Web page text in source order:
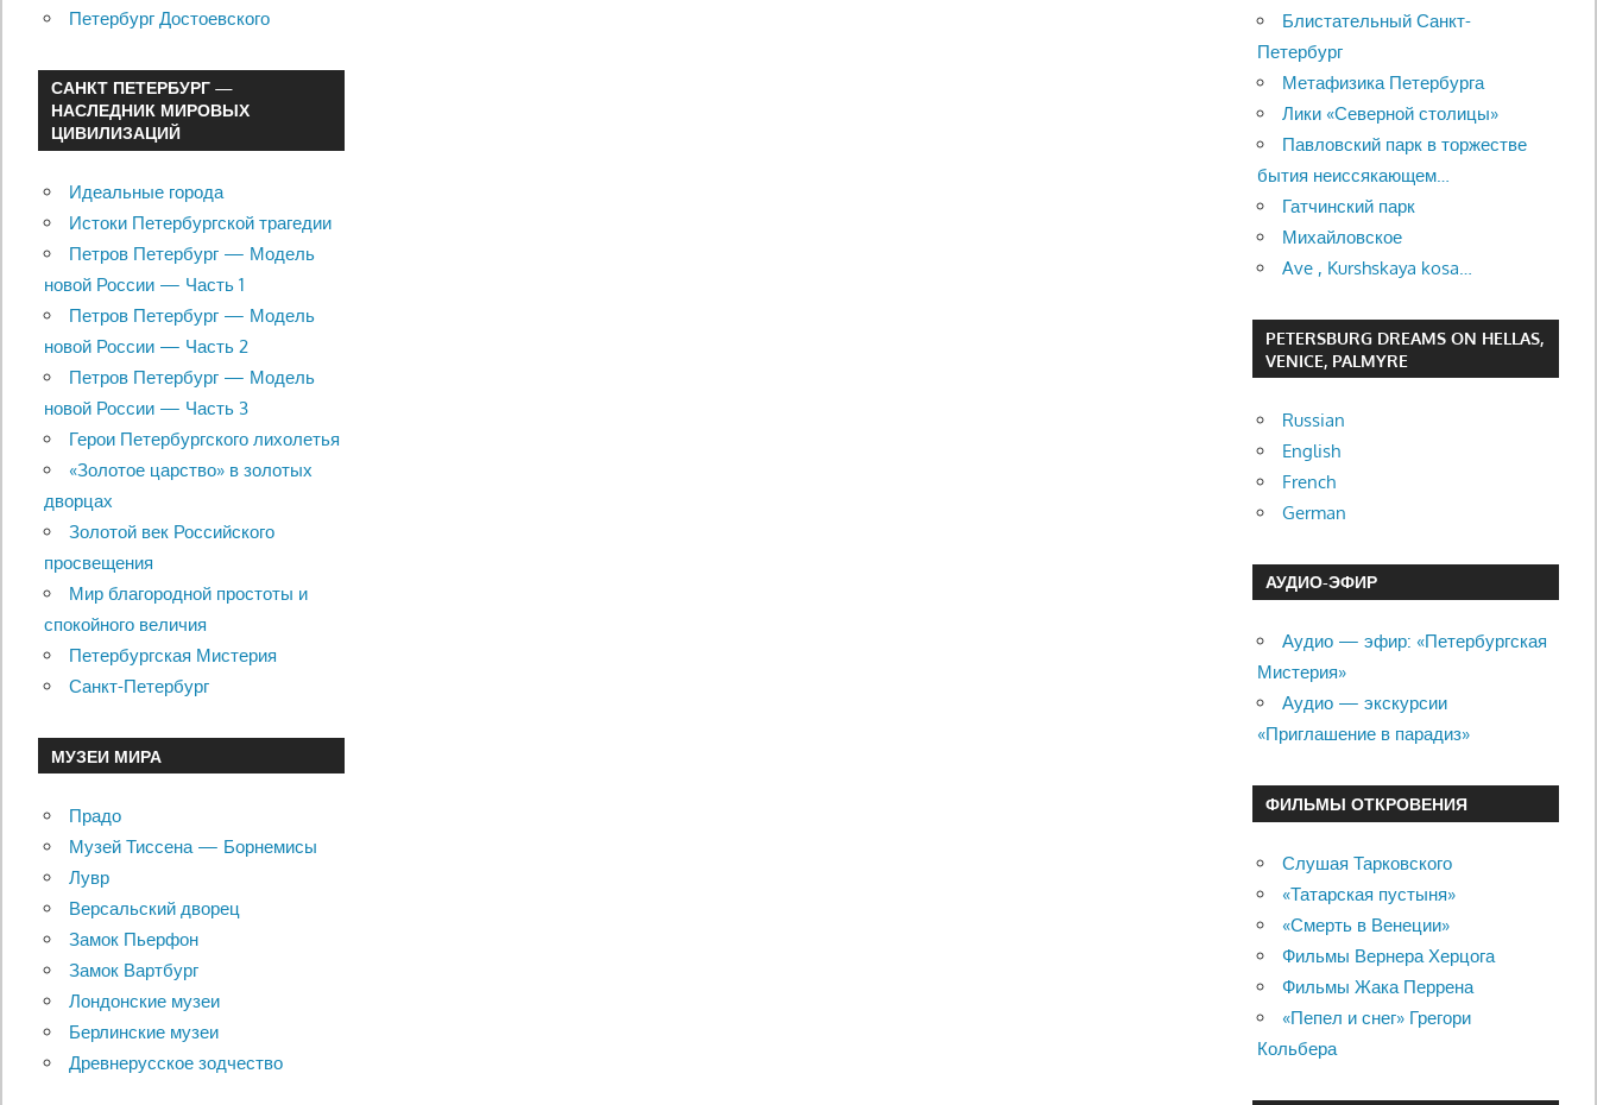
Петербург Достоевского
САНКТ ПЕТЕРБУРГ —
НАСЛЕДНИК МИРОВЫХ
ЦИВИЛИЗАЦИЙ
Идеальные города
Истоки Петербургской трагедии
Петров Петербург — Модель
новой России — Часть 1
Петров Петербург — Модель
новой России — Часть 2
Петров Петербург — Модель
новой России — Часть 3
Герои Петербургского лихолетья
«Золотое царство» в золотых
дворцах
Золотой век Российского
просвещения
Мир благородной простоты и
спокойного величия
Петербургская Мистерия
Санкт-Петербург
МУЗЕИ МИРА
Прадо
Музей Тиссена — Борнемисы
Лувр
Версальский дворец
Замок Пьерфон
Замок Вартбург
Лондонские музеи
Берлинские музеи
Древнерусское зодчество
Блистательный Санкт-
Петербург
Метафизика Петербурга
Лики «Северной столицы»
Павловский парк в торжестве
бытия неиссякающем…
Гатчинский парк
Михайловское
Ave , Kurshskaya kosa…
PETERSBURG DREAMS ON HELLAS,
VENICE, PALMYRE
Russian
English
French
German
АУДИО-ЭФИР
Аудио — эфир: «Петербургская
Мистерия»
Аудио — экскурсии
«Приглашение в парадиз»
ФИЛЬМЫ ОТКРОВЕНИЯ
Слушая Тарковского
«Татарская пустыня»
«Смерть в Венеции»
Фильмы Вернера Херцога
Фильмы Жака Перрена
«Пепел и снег» Грегори
Кольбера